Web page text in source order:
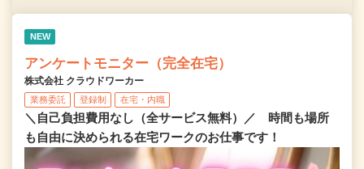
NEW
アンケートモニター（完全在宅）
株式会社 クラウドワーカー
業務委託 登録制 在宅・内職
＼自己負担費用なし（全サービス無料）／ 時間も場所
も自由に決められる在宅ワークのお仕事です！